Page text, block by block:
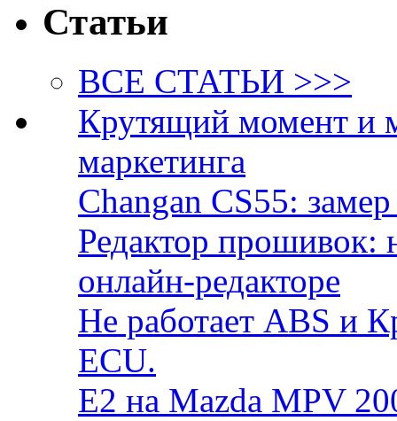
Статьи
ВСЕ СТАТЬИ >>>
Крутящий момент и
маркетинга
Changan CS55:
Редактор прошивок:
онлайн-редакторе
Не работает ABS и
ECU.
E2 на Mazda MPV